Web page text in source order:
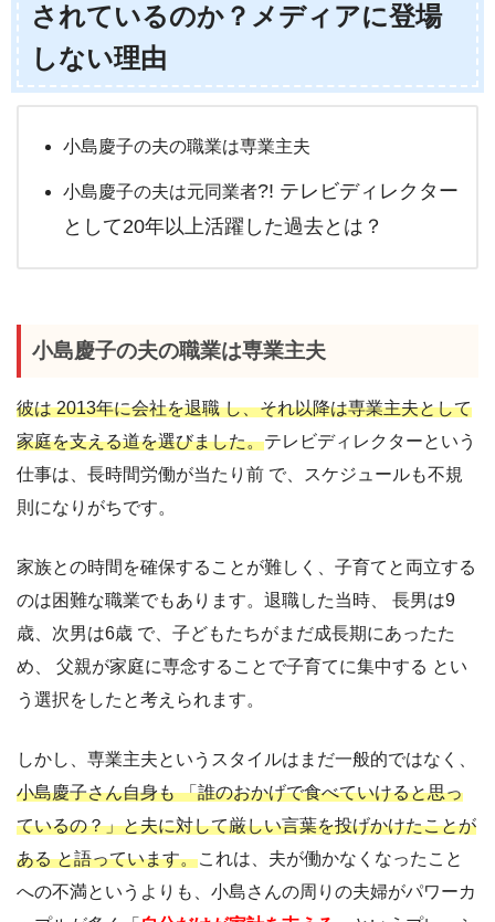
されているのか？メディアに登場
しない理由
小島慶子の夫の職業は専業主夫
小島慶子の夫は元同業者?! テレビディレクター
として20年以上活躍した過去とは？
小島慶子の夫の職業は専業主夫
彼は 2013年に会社を退職 し、それ以降は専業主夫として
家庭を支える道を選びました。テレビディレクターという
仕事は、長時間労働が当たり前 で、スケジュールも不規
則になりがちです。
家族との時間を確保することが難しく、子育てと両立する
のは困難な職業でもあります。退職した当時、 長男は9
歳、次男は6歳 で、子どもたちがまだ成長期にあったた
め、 父親が家庭に専念することで子育てに集中する とい
う選択をしたと考えられます。
しかし、専業主夫というスタイルはまだ一般的ではなく、
小島慶子さん自身も 「誰のおかげで食べていけると思っ
ているの？」と夫に対して厳しい言葉を投げかけたことが
ある と語っています。これは、夫が働かなくなったこと
への不満というよりも、小島さんの周りの夫婦がパワーカ